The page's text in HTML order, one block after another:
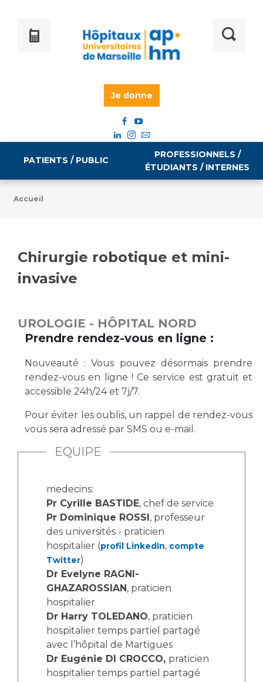
Je donne
PATIENTS / PUBLIC
Tarifs
Vous accompagnez, vous rendez visite à un patient
à réaliser
Vous avez une analyse à réaliser
Vous venez en consultation
myaphm, votre espace santé en ligne
Infos COVID-19
Vivre ensemble à l'hôpital
Laïcité et cultes
Les associations
Livret d'accueil
Salon des familles
Transports sanitaires
Vos droits, vos devoirs
Handicap
Handi 13
Pôle Médecine Physique et Réadaptation
Accueil sourds et malentendants
PROFESSIONNELS /
ÉTUDIANTS / INTERNES
Emploi / formation
Emplois médicaux
Espace Formation
Étudiants hospitaliers
Emplois techniques et médico-techniques
Emplois divers
Chercheurs
La recherche clinique à l'AP-HM
Les structures de recherche
Écoles et Instituts de Formation
Plateforme des internes
Professionnels de santé
Accueil
Chirurgie robotique et mini-
invasive
UROLOGIE - HÔPITAL NORD
Prendre rendez-vous en ligne :
Nouveauté : Vous pouvez désormais prendre
rendez-vous en ligne ! Ce service est gratuit et
accessible 24h/24 et 7j/7.
Pour éviter les oublis, un rappel de rendez-vous
vous sera adressé par SMS ou e-mail.
EQUIPE
medecins:
Pr Cyrille BASTIDE, chef de service
Pr Dominique ROSSI, professeur
des universités - praticien
hospitalier (profil LinkedIn, compte
Twitter)
Dr Evelyne RAGNI-
GHAZAROSSIAN, praticien
hospitalier
Dr Harry TOLEDANO, praticien
hospitalier temps partiel partagé
avec l’hôpital de Martigues
Dr Eugénie DI CROCCO, praticien
hospitalier temps partiel partagé